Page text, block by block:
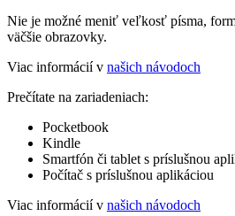
Nie je možné meniť veľkosť písma,
väčšie obrazovky.
Viac informácií v našich návodoch
Prečítate na zariadeniach:
Pocketbook
Kindle
Smartfón či tablet s príslušnou
Počítač s príslušnou aplikáciou
Viac informácií v našich návodoch